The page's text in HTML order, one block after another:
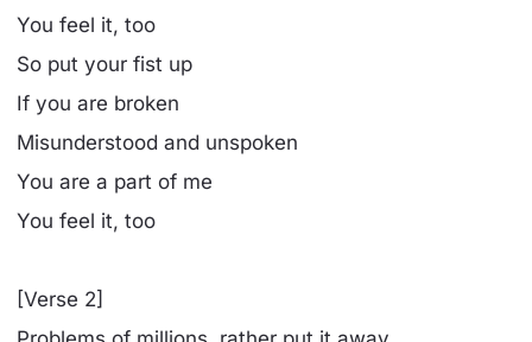
You feel it, too
So put your fist up
If you are broken
Misunderstood and unspoken
You are a part of me
You feel it, too
[Verse 2]